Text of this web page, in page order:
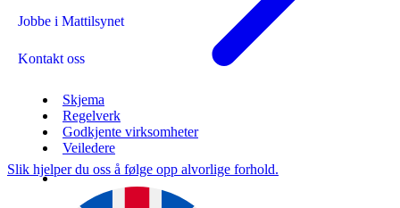
Jobbe i Mattilsynet
Kontakt oss
Skjema
Regelverk
Godkjente virksomheter
Veiledere
Slik hjelper du oss å følge opp alvorlige forhold.